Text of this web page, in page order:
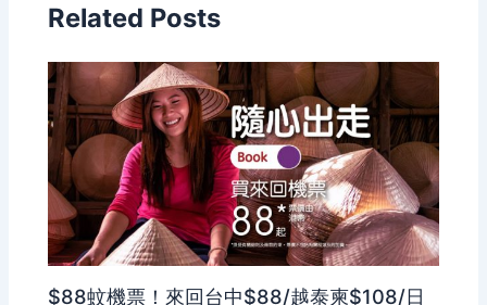
Related Posts
$88蚊機票！來回台中$88/越泰柬$108/日